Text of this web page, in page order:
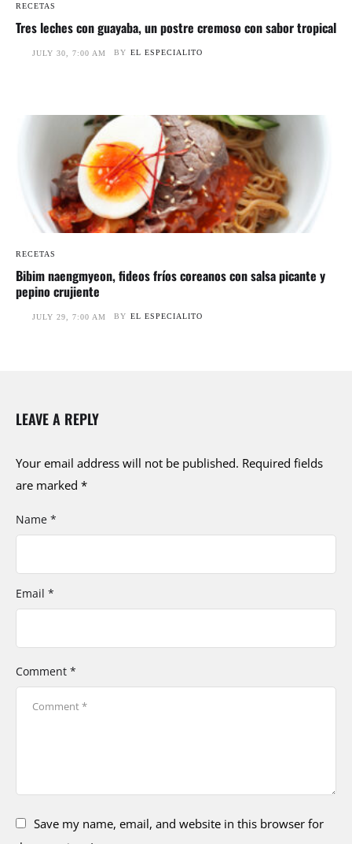
RECETAS
Tres leches con guayaba, un postre cremoso con sabor tropical
JULY 30, 7:00 AM BY EL ESPECIALITO
RECETAS
Bibim naengmyeon, fideos fríos coreanos con salsa picante y
pepino crujiente
JULY 29, 7:00 AM BY EL ESPECIALITO
LEAVE A REPLY
Your email address will not be published. Required fields
are marked *
Comment *
Name *
Email *
Save my name, email, and website in this browser for